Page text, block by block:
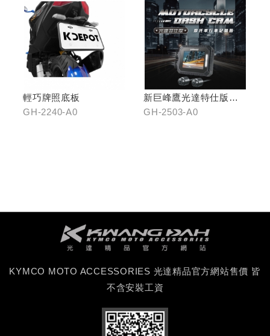
輕巧牌照底板
GH-2240-A0
新巨峰鷹光達特仕版行
車紀錄器
GH-2503-A0
KYMCO MOTO ACCESSORIES 光達精品官方網站售價 皆
不含安裝工資